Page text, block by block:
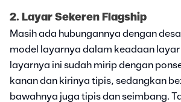
2. Layar Sekeren Flagship
Masih ada hubungannya dengan
model layarnya dalam keadaan
layarnya ini sudah mirip dengan
kanan dan kirinya tipis, sedangkan
bawahnya juga tipis dan seimbang.